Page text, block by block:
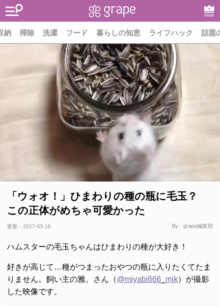
RANK
納 掃除 洗濯 フード 暮らしの知恵 ライフハック 話題
「ウォオ！」ひまわりの種の瓶に毛玉？
この正体がめちゃ可愛かった
更新： 2017-03-16 By - grape編集部
ハムスターの毛玉ちゃんはひまわりの種が大好き！
好きが高じて…種がつまったおやつの瓶に入りたくてたま
りません。飼い主の雅。さん（@miyabi666_mjk）が撮影
した映像です。